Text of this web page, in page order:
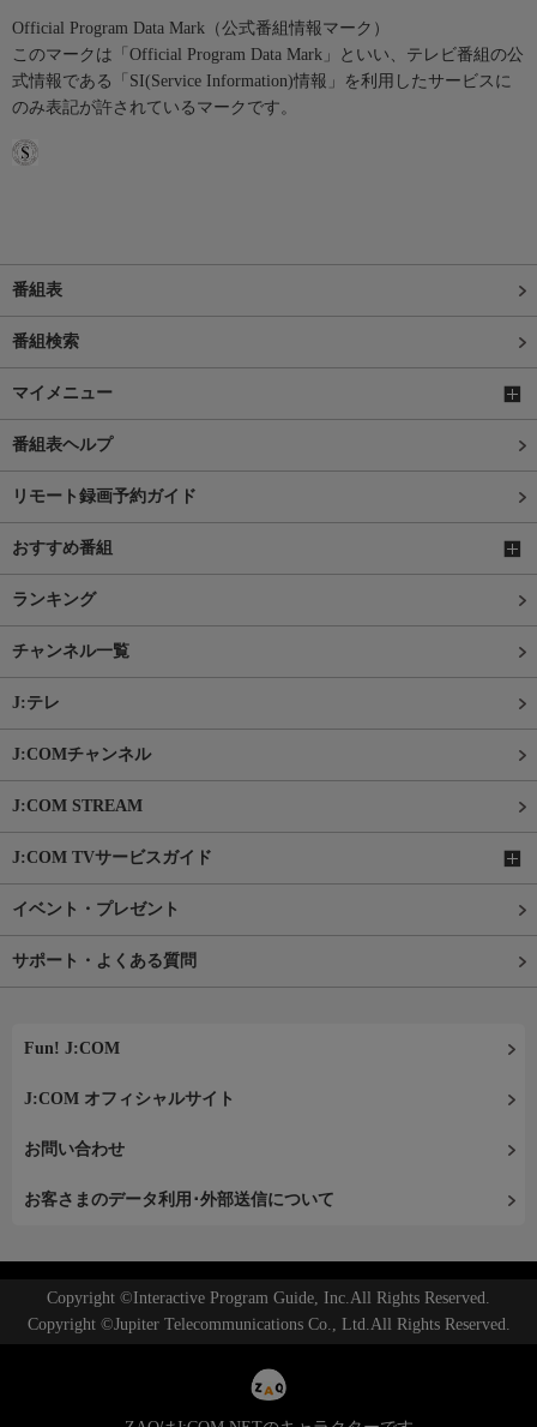
Official Program Data Mark（公式番組情報マーク）
このマークは「Official Program Data Mark」といい、テレビ番組の公
式情報である「SI(Service Information)情報」を利用したサービスに
のみ表記が許されているマークです。
番組表
番組検索
マイメニュー
番組表ヘルプ
リモート録画予約ガイド
おすすめ番組
ランキング
チャンネル一覧
J:テレ
J:COMチャンネル
J:COM STREAM
J:COM TVサービスガイド
イベント・プレゼント
サポート・よくある質問
Fun! J:COM
J:COM オフィシャルサイト
お問い合わせ
お客さまのデータ利用･外部送信について
Copyright ©Interactive Program Guide, Inc.All Rights Reserved.
Copyright ©Jupiter Telecommunications Co., Ltd.All Rights Reserved.